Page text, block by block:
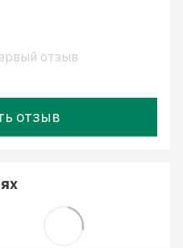
отзыв
отзыв